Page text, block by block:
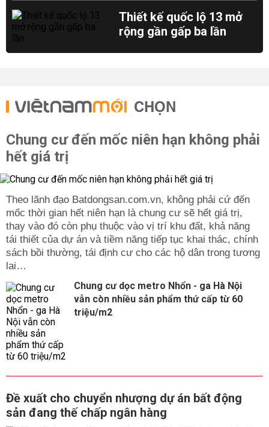
Thiết kế quốc lộ 13 mở
rộng gần gấp ba lần
CHỌN
Chung cư đến mốc niên hạn không phải
hết giá trị
Theo lãnh đạo Batdongsan.com.vn, không phải cứ đến
mốc thời gian hết niên hạn là chung cư sẽ hết giá trị,
thay vào đó còn phụ thuộc vào vị trí khu đất, khả năng
tái thiết của dự án và tiềm năng tiếp tục khai thác, chính
sách bồi thường, tái định cư cho các hộ dân trong tương
lai…
Chung cư dọc metro Nhổn - ga Hà Nội
vẫn còn nhiều sản phẩm thứ cấp từ 60
triệu/m2
Đề xuất cho chuyển nhượng dự án bất động
sản đang thế chấp ngân hàng